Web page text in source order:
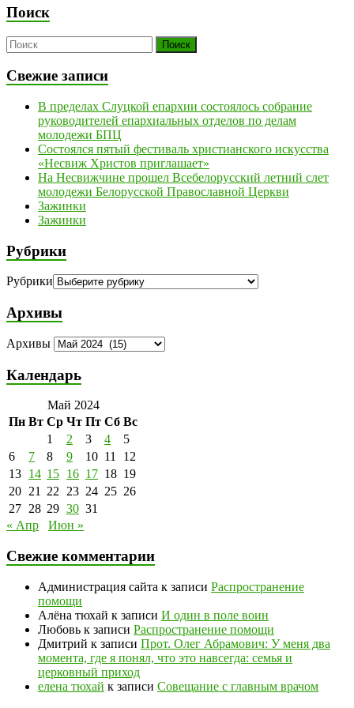
Поиск
Свежие записи
В пределах Слуцкой епархии состоялось собрание
руководителей епархиальных отделов по делам
молодежи БПЦ
Состоялся пятый фестиваль христианского искусства
«Несвиж Христов приглашает»
На Несвижчине прошел Всебелорусский летний слет
молодежи Белорусской Православной Церкви
Зажинки
Зажинки
Рубрики
Рубрики
Архивы
Архивы
Календарь
Май 2024
Пн Вт Ср Чт Пт Сб Вс
1
2 3 4
5
6
7 8 9 10 11
12
13 14 15 16 17 18 19
20 21 22 23 24 25 26
27 28 29 30 31
« Апр
Июн »
Свежие комментарии
Администрация сайта к записи Распространение
помощи
Алёна тюхай к записи И один в поле воин
Любовь к записи Распространение помощи
Дмитрий к записи Прот. Олег Абрамович: У меня два
момента, где я понял, что это навсегда: семья и
церковный приход
елена тюхай к записи Совещание с главным врачом